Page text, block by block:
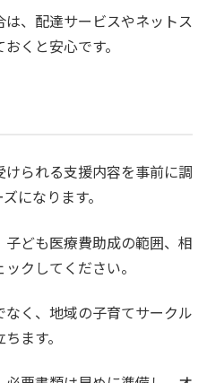
、配達サービスやネットス
くと安心です。
られる支援内容を事前に調
になります。
ども医療費助成の範囲、相
クしてください。
く、地域の子育てサークル
ます。